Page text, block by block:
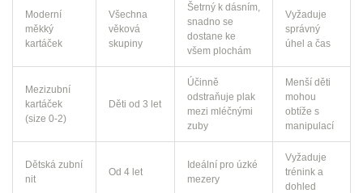
Moderní
měkký
kartáček
Všechna
věková
skupiny
Šetrný k dásním,
snadno se
dostane ke
všem plochám
Vyžaduje
správný
úhel a čas
Mezizubní
kartáček
(size 0‑2)
Děti od 3 let
Účinně
odstraňuje plak
mezi mléčnými
zuby
Menší děti
mohou
obtíže s
manipulací
Dětská zubní
nit
Od 4 let
Ideální pro úzké
mezery
Vyžaduje
trénink a
dohled